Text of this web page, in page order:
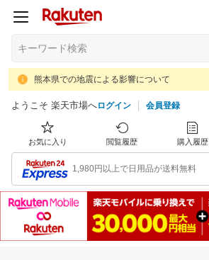
熊本県での地震による影響について
ようこそ 楽天市場へログイン 会員登録
お気に入り 閲覧履歴 購入履歴
1,980円以上で日用品が送料無料